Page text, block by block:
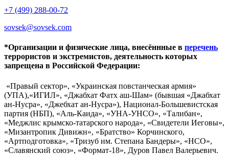
+7 (499) 288-00-72
sovsek@sovsek.com
*Организации и физические лица, внесённные в перечень
террористов и экстремистов, деятельность которых
запрещена в Российской Федерации:
«Правый сектор», «Украинская повстанческая армия»
(УПА),«ИГИЛ», «Джабхат Фатх аш-Шам» (бывшая «Джабхат
ан-Нусра», «Джебхат ан-Нусра»), Национал-Большевистская
партия (НБП), «Аль-Каида», «УНА-УНСО», «Талибан»,
«Меджлис крымско-татарского народа», «Свидетели Иеговы»,
«Мизантропик Дивижн», «Братство» Корчинского,
«Артподготовка», «Тризуб им. Степана Бандеры», «НСО»,
«Славянский союз», «Формат-18», Дуров Павел Валерьевич.